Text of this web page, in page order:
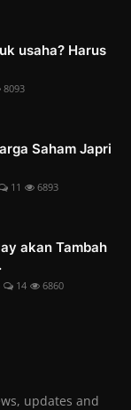
usaha? Harus
8093
Saham Japri
11 6893
akan Tambah
14 6860
updates and